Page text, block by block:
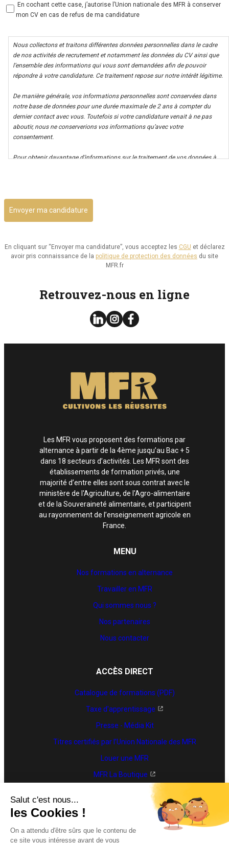
 En cochant cette case, j’autorise l’Union nationale des MFR à conserver
mon CV en cas de refus de ma candidature
Nous collectons et traitons différentes données personnelles dans le cadre
de nos activités de recrutement et notamment les données du CV ainsi que
l’ensemble des informations qui vous sont demandées afin de pouvoir
répondre à votre candidature. Ce traitement repose sur notre intérêt légitime.
De manière générale, vos informations personnelles sont conservées dans
notre base de données pour une durée maximale de 2 ans à compter du
dernier contact avec vous. Toutefois si votre candidature venait à ne pas
aboutir, nous ne conserverions vos informations qu’avec votre
consentement.
Pour obtenir davantage d’informations sur le traitement de vos données à
Il vous est possible d’avoir un accès à vos données, ainsi que de les rectifier,
ou d’exercer votre droit à la limitation de leur utilisation. Par ailleurs, vous
disposez d’un droit d’opposition à cette utilisation et d’effacement de ces
Vous pouvez consulter le site de la CNIL.fr ou
Vous pouvez exercer les droits ci-dessus présentés en contactant notre
délégué à la protection des données à l’adresse dpo@mfr.asso.fr
En cliquant sur “Envoyer ma candidature”, vous acceptez les CGU et déclarez
avoir pris connaissance de la politique de protection des données du site
MFR.fr
Retrouvez-nous en ligne
Les MFR vous proposent des formations par
alternance à partir de la 4ème jusqu’au Bac + 5
dans 18 secteurs d’activités. Les MFR sont des
établissements de formation privés, une
majorité d’entre elles sont sous contrat avec le
ministère de l'Agriculture, de l'Agro-alimentaire
et de la Souveraineté alimentaire, et participent
au rayonnement de l’enseignement agricole en
France.
MENU
Nos formations en alternance
Travailler en MFR
Qui sommes nous ?
Nos partenaires
Nous contacter
ACCÈS DIRECT
Catalogue de formations (PDF)
Taxe d'apprentissage
Presse - Média Kit
Titres certifiés par l’Union Nationale des MFR
Louer une MFR
MFR La Boutique
Trouver une formation